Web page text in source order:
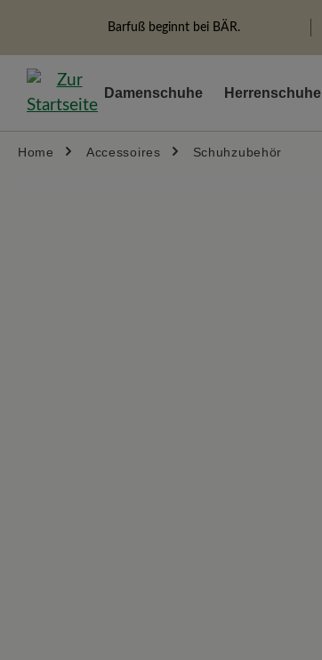
Zur Hauptnavigation springen
Barfuß beginnt bei BÄR.
Damenschuhe Herrenschuhe
Home Accessoires Schuhzubehör